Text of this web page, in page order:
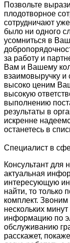
Позвольте
плодотворное
сотрудничают
было ни одного
усомниться в
за работу и
Вам и Вашему
взаимовыручку и
высоко ценим
высокую
выполнению
результаты в
искренне
останетесь в
Специалист в
Консультант
актуальная
интересующую
найти, то только
комплект.
нескольких
информацию по
обслуживанию
расскажет,